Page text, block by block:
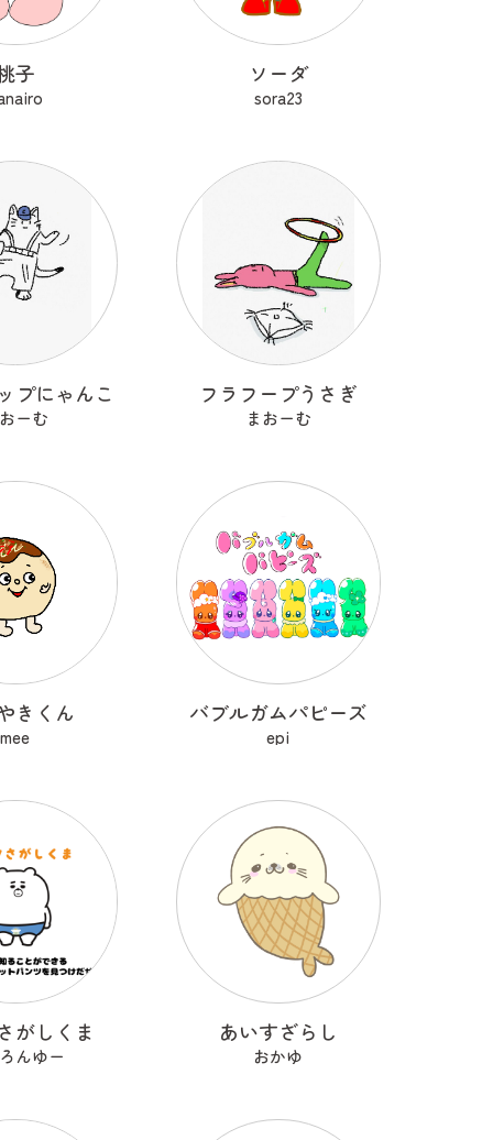
子 ソーダ
sora23
プにゃんこ
ーむ
フラフープうさぎ
まおーむ
きくん
mee
バブルガムパピーズ
epi
がしくま
んゆー
あいすざらし
おかゆ